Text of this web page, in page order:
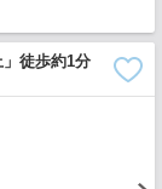
」徒歩約1分